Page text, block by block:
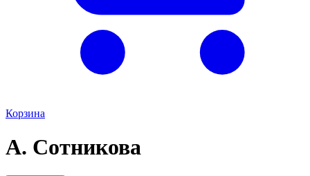
Корзина
А. Сотникова